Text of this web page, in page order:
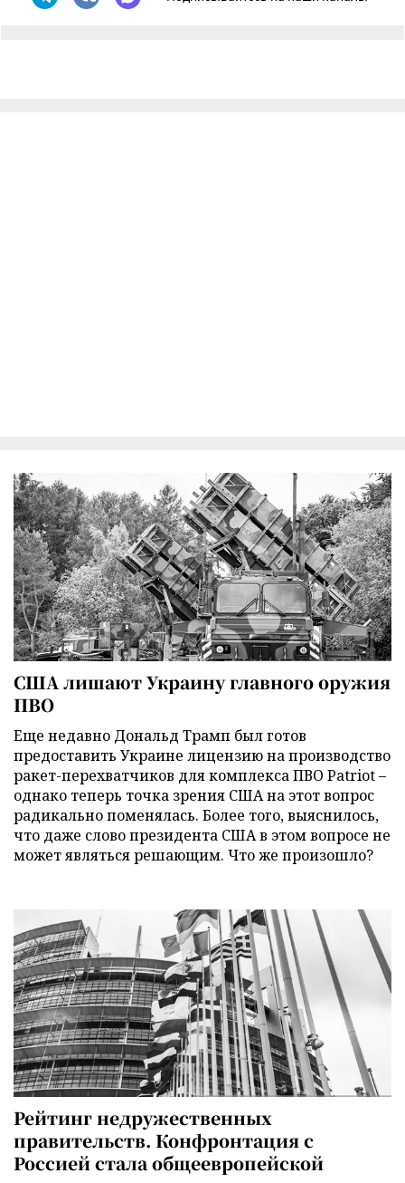
США лишают Украину главного оружия
ПВО
Еще недавно Дональд Трамп был готов
предоставить Украине лицензию на производство
ракет-перехватчиков для комплекса ПВО Patriot –
однако теперь точка зрения США на этот вопрос
радикально поменялась. Более того, выяснилось,
что даже слово президента США в этом вопросе не
может являться решающим. Что же произошло?
Рейтинг недружественных
правительств. Конфронтация с
Россией стала общеевропейской